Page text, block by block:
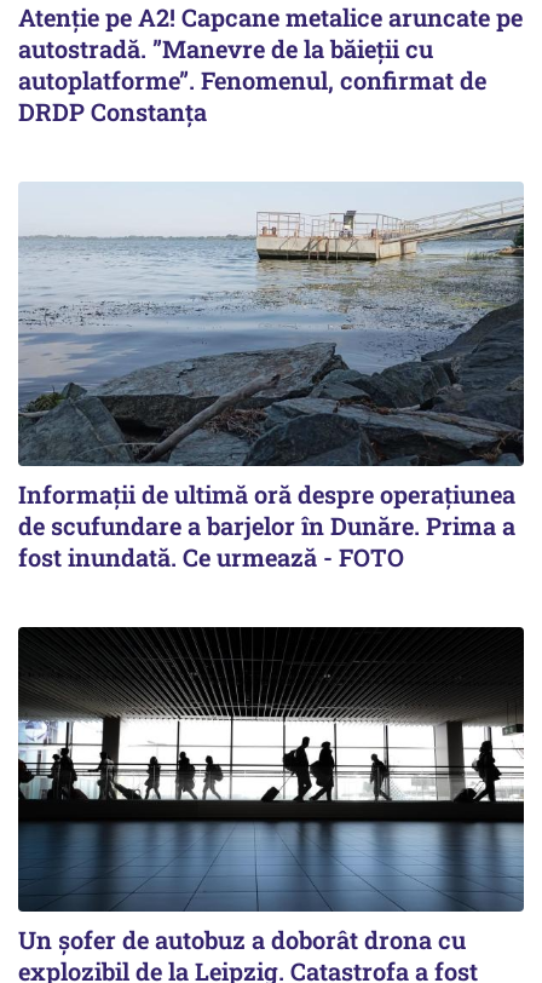
Atenție pe A2! Capcane metalice aruncate pe
autostradă. ”Manevre de la băieții cu
autoplatforme”. Fenomenul, confirmat de
DRDP Constanța
Informații de ultimă oră despre operațiunea
de scufundare a barjelor în Dunăre. Prima a
fost inundată. Ce urmează - FOTO
Un șofer de autobuz a doborât drona cu
explozibil de la Leipzig. Catastrofa a fost